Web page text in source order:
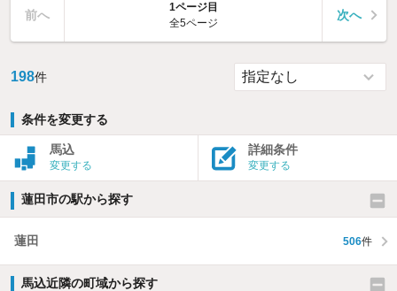
前へ
1ページ目
全5ページ
次へ
198件
条件を変更する
馬込
変更する
詳細条件
変更する
蓮田市の駅から探す
蓮田 506件
馬込近隣の町域から探す